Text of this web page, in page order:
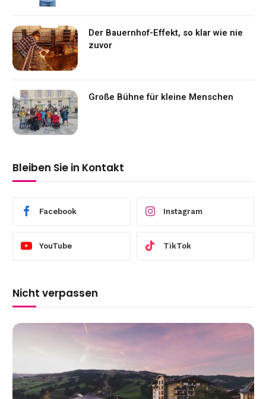
Der Bauernhof-Effekt, so klar wie nie
zuvor
Große Bühne für kleine Menschen
Bleiben Sie in Kontakt
Facebook Instagram
YouTube TikTok
Nicht verpassen